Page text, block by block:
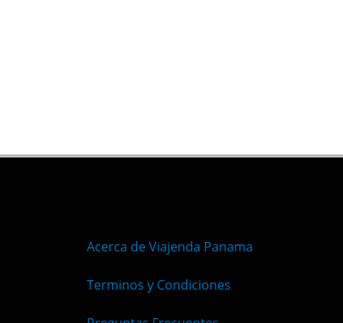
Acerca de Viajenda Panama
Terminos y Condiciones